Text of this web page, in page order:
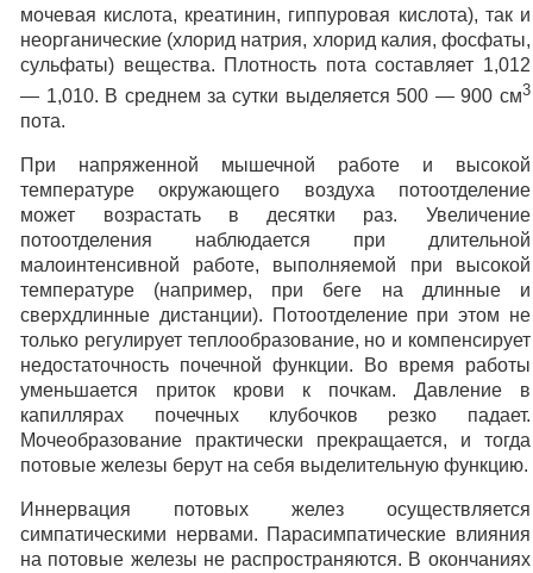
мочевая кислота, креатинин, гиппуровая кислота), так и
неорганические (хлорид натрия, хлорид калия, фосфаты,
сульфаты) вещества. Плотность пота составляет 1,012
— 1,010. В среднем за сутки выделяется 500 — 900 см3
пота.
При напряженной мышечной работе и высокой
температуре окружающего воздуха потоотделение
может возрастать в десятки раз. Увеличение
потоотделения наблюдается при длительной
малоинтенсивной работе, выполняемой при высокой
температуре (например, при беге на длинные и
сверхдлинные дистанции). Потоотделение при этом не
только регулирует теплообразование, но и компенсирует
недостаточность почечной функции. Во время работы
уменьшается приток крови к почкам. Давление в
капиллярах почечных клубочков резко падает.
Мочеобразование практически прекращается, и тогда
потовые железы берут на себя выделительную функцию.
Иннервация потовых желез осуществляется
симпатическими нервами. Парасимпатические влияния
на потовые железы не распространяются. В окончаниях